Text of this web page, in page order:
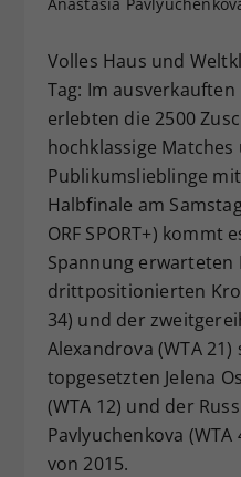
Volles Haus und
Tag: Im
erlebten die 2500
hochklassige Matches
Publikumslieblinge
Halbfinale am
ORF SPORT+) kommt
Spannung erwarteten
drittpositionierten
34) und der
Alexandrova (WTA
topgesetzten Jelena
(WTA 12) und der
Pavlyuchenkova
von 2015.
Zweck
hat.